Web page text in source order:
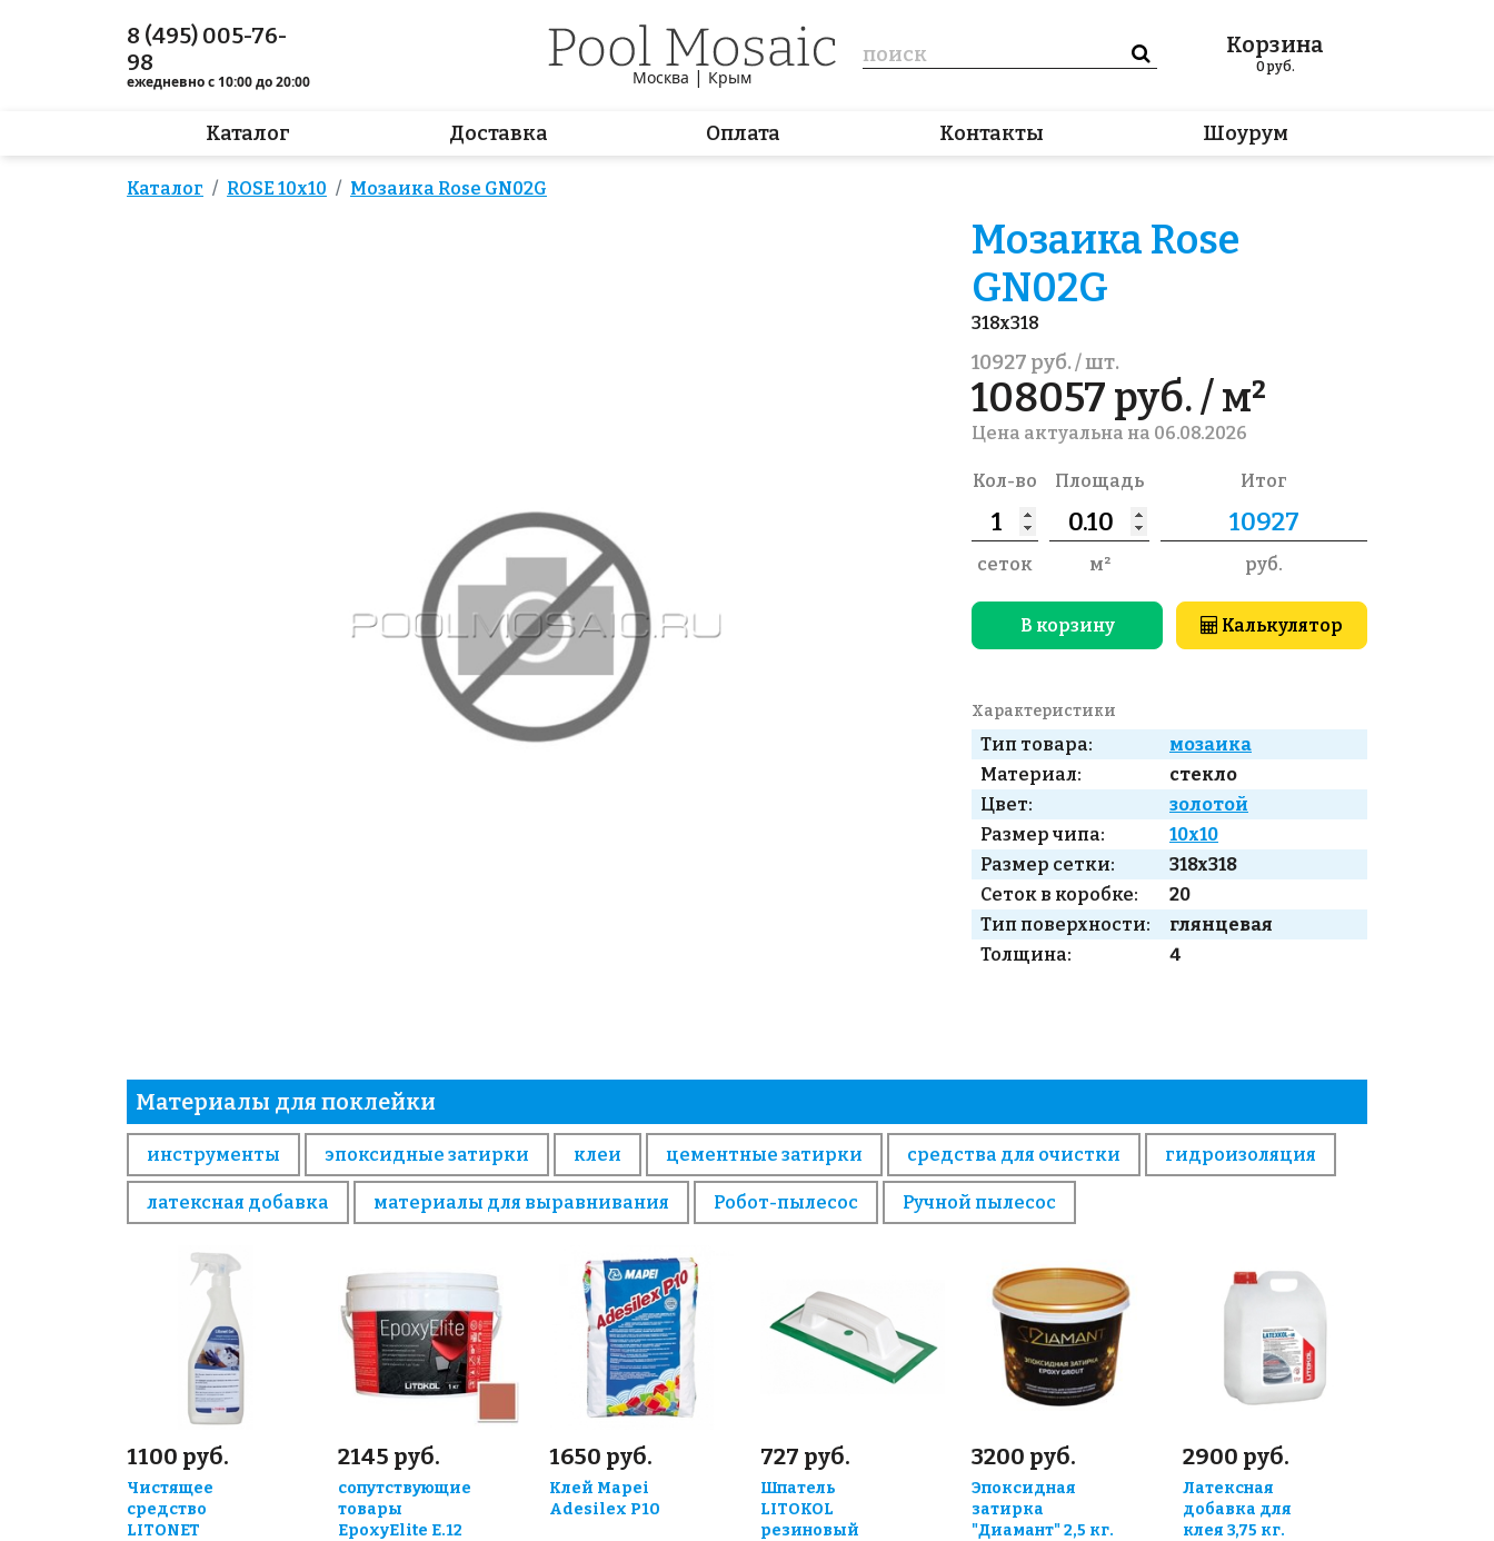
8 (495) 005-76-
98
ежедневно с 10:00 до 20:00 Москва | Крым
Корзина
0руб.
Каталог Доставка Оплата Контакты Шоурум
Каталог ROSE 10x10 Мозаика Rose GN02G
Мозаика Rose
GN02G
318x318
10927 руб. / шт.
108057 руб. / м²
Цена актуальна на 06.08.2026
Кол-во
сеток
Площадь
м²
Итог
руб.
В корзину Калькулятор
Характеристики
Тип товара:
мозаика
Материал:
стекло
Цвет:
золотой
Размер чипа:
10x10
Размер сетки:
318x318
Сеток в коробке:
20
Тип поверхности:
глянцевая
Толщина:
4
Материалы для поклейки
инструменты эпоксидные затирки клеи цементные затирки средства для очистки гидроизоляция
латексная добавка материалы для выравнивания Робот-пылесос Ручной пылесос
1100 руб.
Чистящее
средство
LITONET
2145 руб.
сопутствующие
товары
EpoxyElite E.12
1650 руб.
Клей Mapei
Adesilex P10
727 руб.
Шпатель
LITOKOL
резиновый
3200 руб.
Эпоксидная
затирка
"Диамант" 2,5 кг.
2900 руб.
Латексная
добавка для
клея 3,75 кг.